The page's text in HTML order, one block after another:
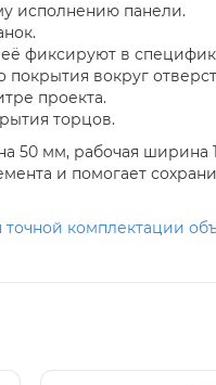
исполнению панели.
фиксируют в
вокруг
проекта.
торцов.
50 мм, рабочая
и помогает
комплектации